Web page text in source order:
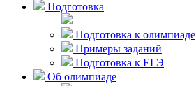
Подготовка
Подготовка к олимпиаде
Примеры заданий
Подготовка к ЕГЭ
Об олимпиаде